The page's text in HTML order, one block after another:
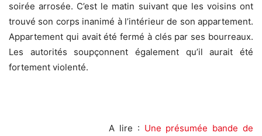
soirée arrosée. C’est le matin suivant que les voisins ont
trouvé son corps inanimé à l’intérieur de son appartement.
Appartement qui avait été fermé à clés par ses bourreaux.
Les autorités soupçonnent également qu’il aurait été
fortement violenté.
A lire : Une présumée bande de